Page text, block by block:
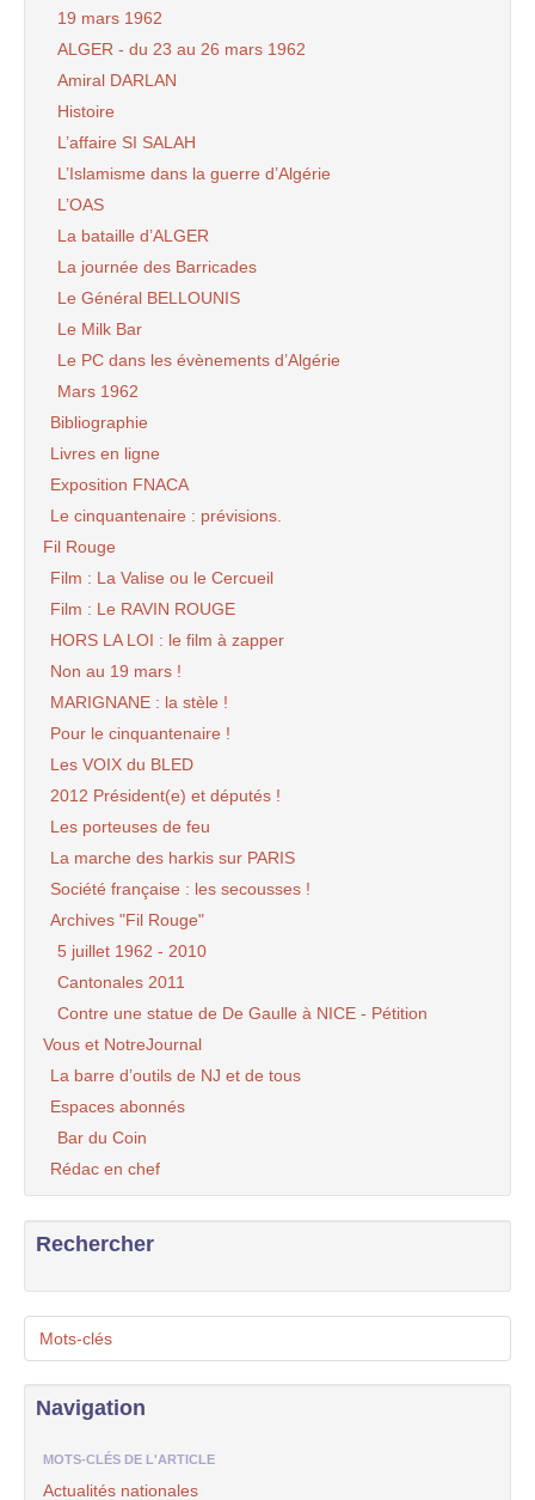
19 mars 1962
ALGER - du 23 au 26 mars 1962
Amiral DARLAN
Histoire
L’affaire SI SALAH
L’Islamisme dans la guerre d’Algérie
L’OAS
La bataille d’ALGER
La journée des Barricades
Le Général BELLOUNIS
Le Milk Bar
Le PC dans les évènements d’Algérie
Mars 1962
Bibliographie
Livres en ligne
Exposition FNACA
Le cinquantenaire : prévisions.
Fil Rouge
Film : La Valise ou le Cercueil
Film : Le RAVIN ROUGE
HORS LA LOI : le film à zapper
Non au 19 mars !
MARIGNANE : la stèle !
Pour le cinquantenaire !
Les VOIX du BLED
2012 Président(e) et députés !
Les porteuses de feu
La marche des harkis sur PARIS
Société française : les secousses !
Archives "Fil Rouge"
5 juillet 1962 - 2010
Cantonales 2011
Contre une statue de De Gaulle à NICE - Pétition
Vous et NotreJournal
La barre d’outils de NJ et de tous
Espaces abonnés
Bar du Coin
Rédac en chef
Rechercher
Mots-clés
Navigation
MOTS-CLÉS DE L'ARTICLE
Actualités nationales